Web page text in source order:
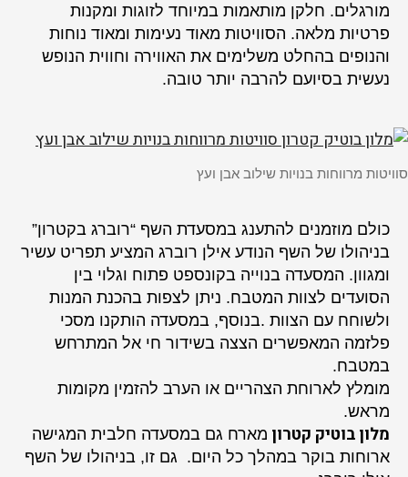
מורגלים. חלקן מותאמות במיוחד לזוגות ומקנות
פרטיות מלאה. הסוויטות מאוד נעימות ומאוד נוחות
והנופים בהחלט משלימים את האווירה וחווית הנופש
נעשית בסיועם להרבה יותר טובה.
סוויטות מרווחות בנויות שילוב אבן ועץ
כולם מוזמנים להתענג במסעדת השף “רוברג בקטרון”
בניהולו של השף הנודע אילן רוברג המציע תפריט עשיר
ומגוון. המסעדה בנוייה בקונספט פתוח וגלוי בין
הסועדים לצוות המטבח. ניתן לצפות בהכנת המנות
ולשוחח עם הצוות .בנוסף, במסעדה הותקנו מסכי
פלזמה המאפשרים הצצה בשידור חי אל המתרחש
במטבח.
מומלץ לארוחת הצהריים או הערב להזמין מקומות
מראש.
מלון בוטיק קטרון מארח גם במסעדה חלבית המגישה
ארוחות בוקר במהלך כל היום. גם זו, בניהולו של השף